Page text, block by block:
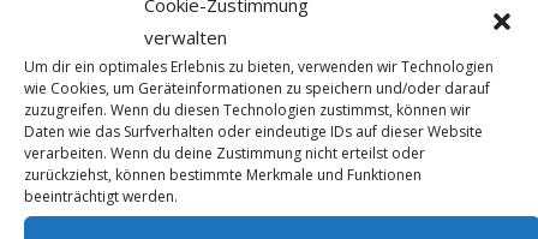
verwalten
Um dir ein optimales Erlebnis zu bieten, verwenden wir Technologien
wie Cookies, um Geräteinformationen zu speichern und/oder darauf
zuzugreifen. Wenn du diesen Technologien zustimmst, können wir
Daten wie das Surfverhalten oder eindeutige IDs auf dieser Website
verarbeiten. Wenn du deine Zustimmung nicht erteilst oder
zurückziehst, können bestimmte Merkmale und Funktionen
beeinträchtigt werden.
Kulinarische Höhepunkte und Exklusivität
Ein weiteres Highlight ist die kulinarische Vielfalt an
Bord. Von Gourmet-Menüs, die die kulinarische Kultur
der besuchten Orte widerspiegeln, bis hin zu exklusiven
Weinen zumeist aus der Region – die Essens- und
Getränkeangebote sind erstklassig. Solche